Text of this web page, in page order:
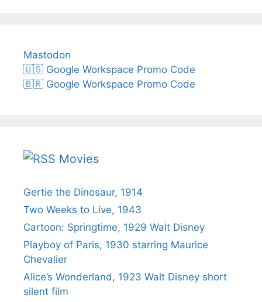
Mastodon
🇺🇸 Google Workspace Promo Code
🇧🇷 Google Workspace Promo Code
Movies
Gertie the Dinosaur, 1914
Two Weeks to Live, 1943
Cartoon: Springtime, 1929 Walt Disney
Playboy of Paris, 1930 starring Maurice
Chevalier
Alice’s Wonderland, 1923 Walt Disney short
silent film